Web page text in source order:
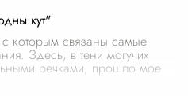
кут"
которым связаны самые
Здесь, в тени могучих
речками, прошло мое